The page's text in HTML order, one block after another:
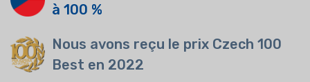
à 100 %
Nous avons reçu le prix Czech 100
Best en 2022